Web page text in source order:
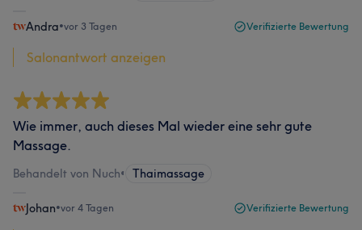
Andra•vor 3 Tagen Verifizierte Bewertung
Salonantwort anzeigen
Wie immer, auch dieses Mal wieder eine sehr gute
Massage.
Behandelt von Nuch• Thaimassage
Johan•vor 4 Tagen Verifizierte Bewertung